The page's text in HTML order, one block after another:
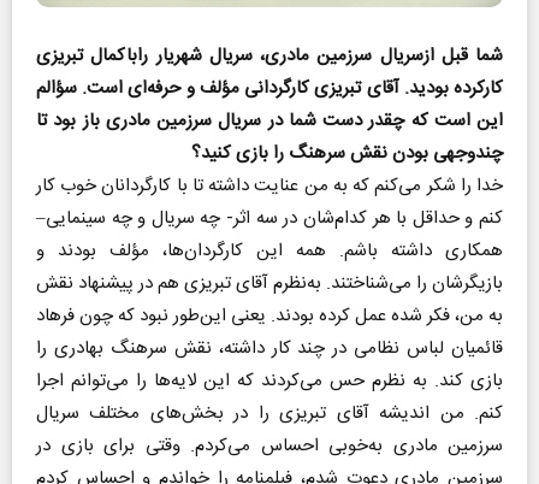
شما قبل ازسریال سرزمین مادری، سریال شهریار راباکمال تبریزی
کارکرده بودید. آقای تبریزی کارگردانی مؤلف و حرفه‌ای است. سؤالم
این است که چقدر دست شما در سریال سرزمین مادری باز بود تا
چند‌وجهی بودن نقش سرهنگ را بازی کنید؟
خدا را شکر می‌کنم که به من عنایت داشته تا با کارگردانان خوب کار
کنم و حداقل با هر کدام‌شان در سه اثر- چه سریال و چه سینمایی–
همکاری داشته باشم. همه این کارگردان‌ها، مؤلف بودند و
بازیگرشان را می‌شناختند. به‌نظرم آقای تبریزی هم در پیشنهاد نقش
به من، فکر شده عمل کرده بودند. یعنی این‌طور نبود که چون فرهاد
قائمیان لباس نظامی در چند کار داشته، نقش سرهنگ بهادری را
بازی کند. به نظرم حس می‌کردند که این لایه‌ها را می‌توانم اجرا
کنم. من اندیشه آقای تبریزی را در بخش‌های مختلف سریال
سرزمین مادری به‌خوبی احساس می‌کردم. وقتی برای بازی در